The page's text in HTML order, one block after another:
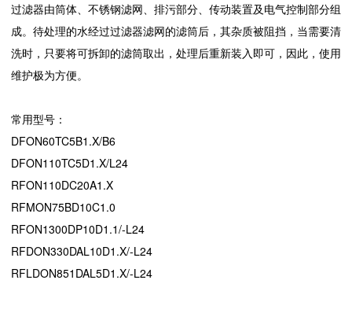
过滤器由筒体、不锈钢滤网、排污部分、传动装置及电气控制部分组
成。待处理的水经过过滤器滤网的滤筒后，其杂质被阻挡，当需要清
洗时，只要将可拆卸的滤筒取出，处理后重新装入即可，因此，使用
维护极为方便。
常用型号：
DFON60TC5B1.X/B6
DFON110TC5D1.X/L24
RFON110DC20A1.X
RFMON75BD10C1.0
RFON1300DP10D1.1/-L24
RFDON330DAL10D1.X/-L24
RFLDON851DAL5D1.X/-L24